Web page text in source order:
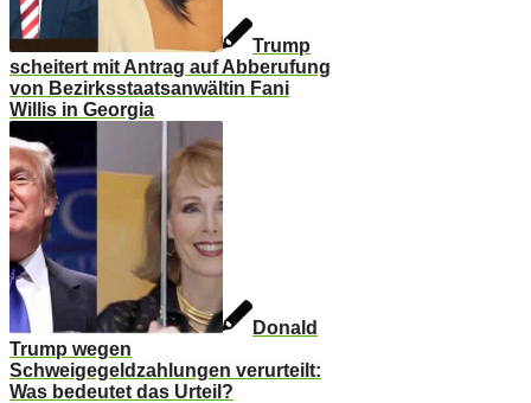
Trump
scheitert mit Antrag auf Abberufung
von Bezirksstaatsanwältin Fani
Willis in Georgia
Donald
Trump wegen
Schweigegeldzahlungen verurteilt:
Was bedeutet das Urteil?